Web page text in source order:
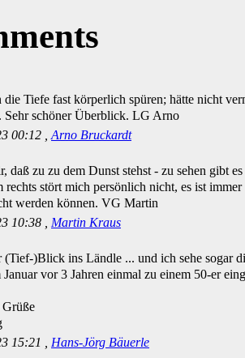
Tiefe fast körperlich spüren; hätte nicht
Sehr schöner Überblick. LG Arno
00:12 , Arno Bruckardt
daß zu zu dem Dunst stehst - zu sehen gibt
rechts stört mich persönlich nicht, es ist
werden können. VG Martin
10:38 , Martin Kraus
(Tief-)Blick ins Ländle ... und ich sehe sogar
vor 3 Jahren einmal zu einem 50-er
15:21 , Hans-Jörg Bäuerle